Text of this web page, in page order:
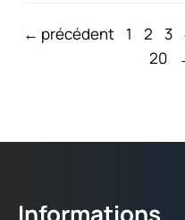
← précédent Page
1 Page
2 3
20